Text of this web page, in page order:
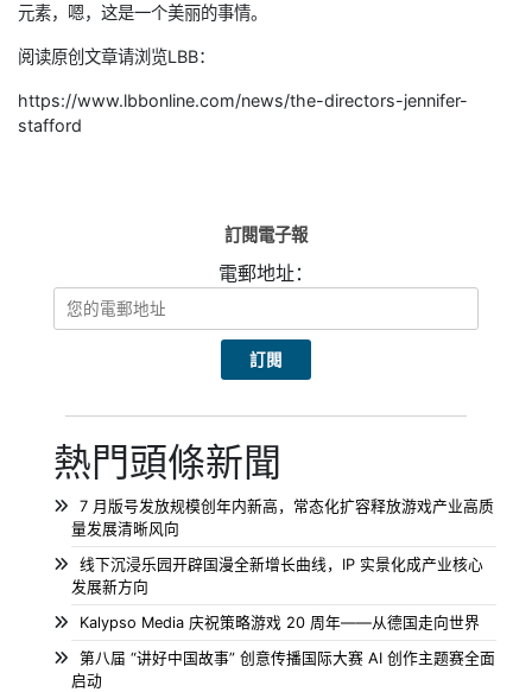
元素，嗯，这是一个美丽的事情。
阅读原创文章请浏览LBB：
https://www.lbbonline.com/news/the-directors-jennifer-
stafford
訂閱電子報
電郵地址：
熱門頭條新聞
7 月版号发放规模创年内新高，常态化扩容释放游戏产业高质
量发展清晰风向
线下沉浸乐园开辟国漫全新增长曲线，IP 实景化成产业核心
发展新方向
Kalypso Media 庆祝策略游戏 20 周年——从德国走向世界
第八届 “讲好中国故事” 创意传播国际大赛 AI 创作主题赛全面
启动